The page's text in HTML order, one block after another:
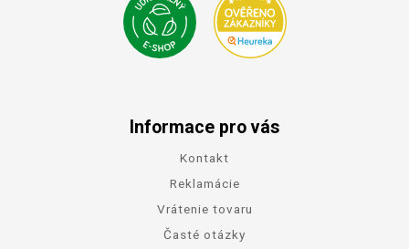
Informace pro vás
Kontakt
Reklamácie
Vrátenie tovaru
Časté otázky